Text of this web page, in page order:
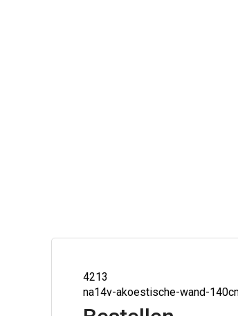
4213
na14v-akoestische-wand-